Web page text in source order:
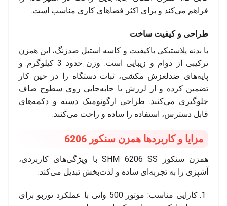
فراهم می‌کند و برای اکثر فضاهای کاری مناسب است.
طراحی و کیفیت ساخت
با بدنه پلاستیکی باکیفیت و کاسه استیل ضدزنگ، این همزن
ترکیبی از دوام و زیبایی است. وزن حدود 3 کیلوگرم و
پایه‌های ضدلغزش مکشی، ثبات دستگاه را در حین کار
تضمین کرده و از لرزش یا جابه‌جایی روی سطوح صاف
جلوگیری می‌کنند. طراحی ارگونومیک دسته و دکمه‌های
قابل دسترس، استفاده را ساده و راحت می‌کنند.
مزایا و کاربردها همزن سنکور 6206
همزن سنکور SHM 6206 SS با ویژگی‌های کاربردی،
آشپزی را به تجربه‌ای ساده و لذت‌بخش تبدیل می‌کند:
کارایی مناسب: موتور 500 واتی با عملکرد توربو برای